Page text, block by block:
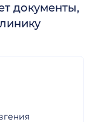
документы,